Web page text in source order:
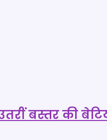
बस्तर की